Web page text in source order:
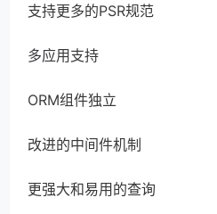
支持更多的PSR规范
多应用支持
ORM组件独立
改进的中间件机制
更强大和易用的查询